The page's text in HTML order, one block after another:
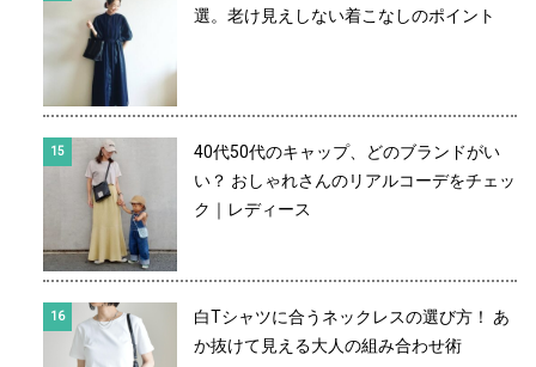
選。老け見えしない着こなしのポイント
40代50代のキャップ、どのブランドがい
い？ おしゃれさんのリアルコーデをチェッ
ク｜レディース
白Tシャツに合うネックレスの選び方！ あ
か抜けて見える大人の組み合わせ術